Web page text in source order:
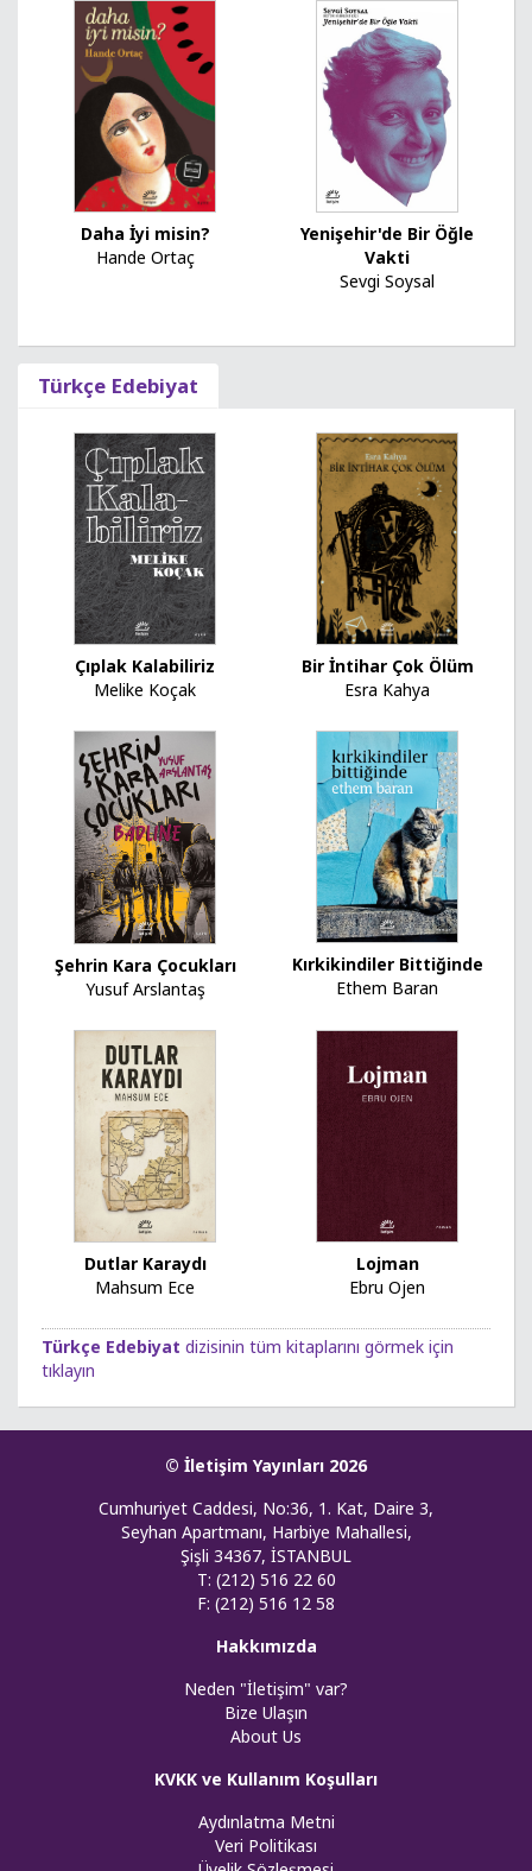
Daha İyi misin?
Hande Ortaç
Yenişehir'de Bir Öğle
Vakti
Sevgi Soysal
Türkçe Edebiyat
Çıplak Kalabiliriz
Melike Koçak
Bir İntihar Çok Ölüm
Esra Kahya
Şehrin Kara Çocukları
Yusuf Arslantaş
Kırkikindiler Bittiğinde
Ethem Baran
Dutlar Karaydı
Mahsum Ece
Lojman
Ebru Ojen
Türkçe Edebiyat dizisinin tüm kitaplarını görmek için
tıklayın
© İletişim Yayınları 2026
Cumhuriyet Caddesi, No:36, 1. Kat, Daire 3,
Seyhan Apartmanı, Harbiye Mahallesi,
Şişli 34367, İSTANBUL
T: (212) 516 22 60
F: (212) 516 12 58
Hakkımızda
Neden "İletişim" var?
Bize Ulaşın
About Us
KVKK ve Kullanım Koşulları
Aydınlatma Metni
Veri Politikası